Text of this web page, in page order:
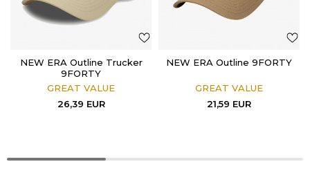
NEW ERA Outline Trucker
9FORTY
GREAT VALUE
26,39 EUR
NEW ERA Outline 9FORTY
GREAT VALUE
21,59 EUR